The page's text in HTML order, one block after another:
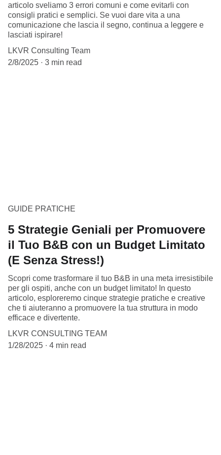
articolo sveliamo 3 errori comuni e come evitarli con
consigli pratici e semplici. Se vuoi dare vita a una
comunicazione che lascia il segno, continua a leggere e
lasciati ispirare!
LKVR Consulting Team
2/8/2025
3 min read
GUIDE PRATICHE
5 Strategie Geniali per Promuovere
il Tuo B&B con un Budget Limitato
(E Senza Stress!)
Scopri come trasformare il tuo B&B in una meta irresistibile
per gli ospiti, anche con un budget limitato! In questo
articolo, esploreremo cinque strategie pratiche e creative
che ti aiuteranno a promuovere la tua struttura in modo
efficace e divertente.
LKVR CONSULTING TEAM
1/28/2025
4 min read